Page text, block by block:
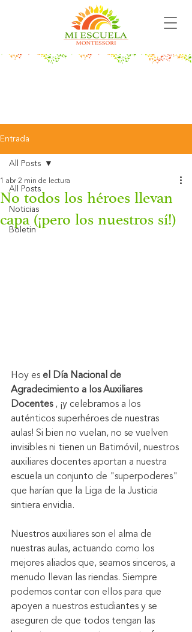
Entrada
All Posts
Noticias
Boletin
All Posts
No todos los héroes llevan
capa (¡pero los nuestros sí!)
1 abr 2 min de lectura
Hoy es el Día Nacional de
Agradecimiento a los Auxiliares
Docentes , ¡y celebramos a los
auténticos superhéroes de nuestras
aulas! Si bien no vuelan, no se vuelven
invisibles ni tienen un Batimóvil, nuestros
auxiliares docentes aportan a nuestra
escuela un conjunto de "superpoderes"
que harían que la Liga de la Justicia
sintiera envidia.
Nuestros auxiliares son el alma de
nuestras aulas, actuando como los
mejores aliados que, seamos sinceros, a
menudo llevan las riendas. Siempre
podemos contar con ellos para que
apoyen a nuestros estudiantes y se
aseguren de que todos tengan las